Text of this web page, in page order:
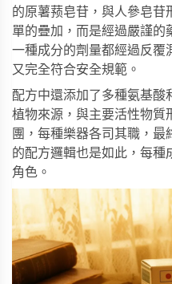
的原薯蓣皂苷，與人參皂苷
單的疊加，而是經過嚴謹的
一種成分的劑量都經過反覆
又完全符合安全規範。
配方中還添加了多種氨基酸
植物來源，與主要活性物質
團，每種樂器各司其職，
的配方邏輯也是如此，每種
角色。